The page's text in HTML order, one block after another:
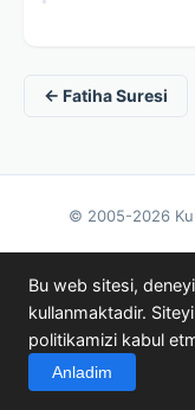
← Fatiha Suresi
© 2005-2026
Bu web sitesi,
kullanmaktadir.
politikamizi kabul
Anladim